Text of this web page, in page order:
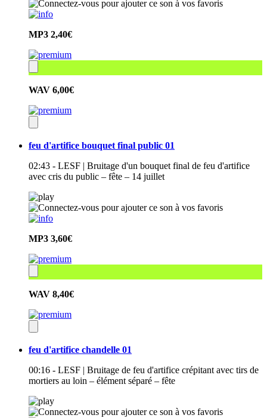
MP3 2,40€
WAV 6,00€
feu d'artifice bouquet final public 01
02:43 - LESF | Bruitage d'un bouquet final de feu d'artifice
avec cris du public – fête – 14 juillet
MP3 3,60€
WAV 8,40€
feu d'artifice chandelle 01
00:16 - LESF | Bruitage de feu d'artifice crépitant avec tirs de
mortiers au loin – élément séparé – fête